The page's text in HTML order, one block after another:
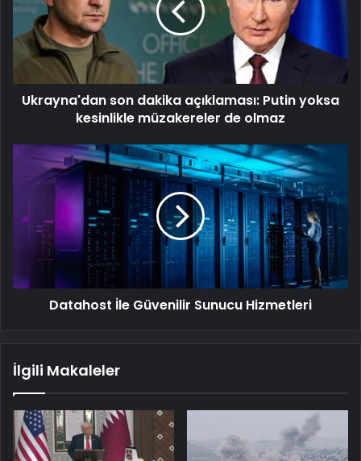
Putin
yoksa
kesinlikle
müzakereler
de
olmaz
Ukrayna'dan son dakika açıklaması: Putin yoksa
kesinlikle müzakereler de olmaz
Datahost
Güvenilir
Hizmetleri
Datahost İle Güvenilir Sunucu Hizmetleri
İlgili Makaleler